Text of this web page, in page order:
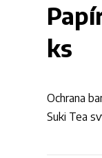
ks
Ochrana
Suki Tea